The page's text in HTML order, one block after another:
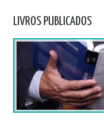
LIVROS PUBLICADOS